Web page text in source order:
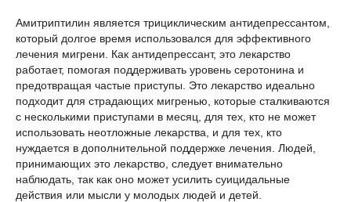
Амитриптилин является трициклическим антидепрессантом,
который долгое время использовался для эффективного
лечения мигрени. Как антидепрессант, это лекарство
работает, помогая поддерживать уровень серотонина и
предотвращая частые приступы. Это лекарство идеально
подходит для страдающих мигренью, которые сталкиваются
с несколькими приступами в месяц, для тех, кто не может
использовать неотложные лекарства, и для тех, кто
нуждается в дополнительной поддержке лечения. Людей,
принимающих это лекарство, следует внимательно
наблюдать, так как оно может усилить суицидальные
действия или мысли у молодых людей и детей.